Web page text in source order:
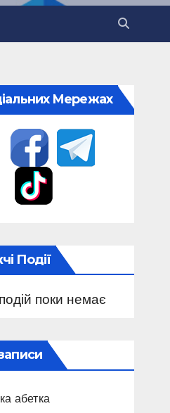
Мережах
Події
поки немає
абетка